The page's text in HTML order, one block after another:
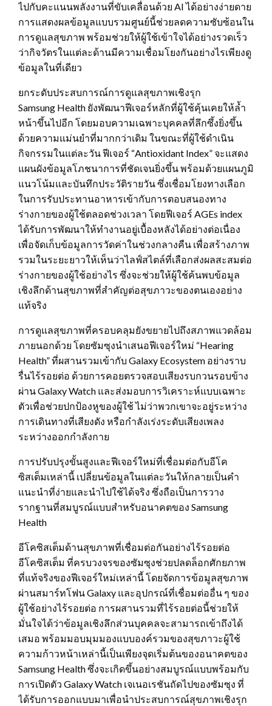
ไปกับคะแนนพลังงานที่ขับเคลื่อนด้วย AI ได้อย่างง่ายดาย
การแสดงผลข้อมูลแบบรวมศูนย์นี้ช่วยลดความซับซ้อนใน
การดูแลสุขภาพ พร้อมช่วยให้ผู้ใช้เข้าใจได้อย่างรวดเร็ว
ว่ากิจวัตรในแต่ละด้านมีความเชื่อมโยงกันอย่างไรเพียงดู
ข้อมูลในที่เดียว
ยกระดับประสบการณ์การดูแลสุขภาพเชิงรุก
Samsung Health ยังพัฒนาฟีเจอร์หลักที่ผู้ใช้คุ้นเคยให้ล้ำ
หน้าขึ้นไปอีก โดยมอบความเฉพาะบุคคลที่ลึกซึ้งยิ่งขึ้น
ด้วยความแม่นยำที่มากกว่าเดิม ในขณะที่ผู้ใช้ดำเนิน
กิจกรรมในแต่ละวัน ฟีเจอร์ “Antioxidant Index” จะแสดง
แผนผังข้อมูลโภชนาการที่ชัดเจนยิ่งขึ้น พร้อมด้วยแผนภูมิ
แนวโน้มและบันทึกประวัติรายวัน ซึ่งเชื่อมโยงทางเลือก
ในการรับประทานอาหารเข้ากับการตอบสนองทาง
ร่างกายของผู้ใช้ตลอดช่วงเวลา โดยฟีเจอร์ AGEs index
ได้รับการพัฒนาให้ทำงานอยู่เบื้องหลังได้อย่างต่อเนื่อง
เพื่อจัดเก็บข้อมูลการวัดค่าในช่วงกลางคืน เพื่อสร้างภาพ
รวมในระยะยาวให้เห็นว่าไลฟ์สไตล์ที่เลือกส่งผลสะสมต่อ
ร่างกายของผู้ใช้อย่างไร ซึ่งจะช่วยให้ผู้ใช้ค้นพบข้อมูล
เชิงลึกด้านสุขภาพที่สำคัญต่อสุขภาวะของตนเองอย่าง
แท้จริง
การดูแลสุขภาพที่ครอบคลุมยังขยายไปถึงสภาพแวดล้อม
ภายนอกด้วย โดยซัมซุงนำเสนอฟีเจอร์ใหม่ “Hearing
Health” ที่ผสานรวมเข้ากับ Galaxy Ecosystem อย่างราบ
รื่นไร้รอยต่อ ด้วยการคอยตรวจสอบเสียงรบกวนรอบข้าง
ผ่าน Galaxy Watch และส่งมอบการวิเคราะห์แบบเฉพาะ
ตัวเพื่อช่วยปกป้องหูของผู้ใช้ ไม่ว่าพวกเขาจะอยู่ระหว่าง
การเดินทางที่เสียงดัง หรือกำลังเร่งระดับเสียงเพลง
ระหว่างออกกำลังกาย
การปรับปรุงขั้นสูงและฟีเจอร์ใหม่ที่เชื่อมต่อกับอีโค
ซิสเต็มเหล่านี้ เปลี่ยนข้อมูลในแต่ละวันให้กลายเป็นคำ
แนะนำที่ง่ายและนำไปใช้ได้จริง ซึ่งถือเป็นการวาง
รากฐานที่สมบูรณ์แบบสำหรับอนาคตของ Samsung
Health
อีโคซิสเต็มด้านสุขภาพที่เชื่อมต่อกันอย่างไร้รอยต่อ
อีโคซิสเต็ม ที่ครบวงจรของซัมซุงช่วยปลดล็อกศักยภาพ
ที่แท้จริงของฟีเจอร์ใหม่เหล่านี้ โดยจัดการข้อมูลสุขภาพ
ผ่านสมาร์ทโฟน Galaxy และอุปกรณ์ที่เชื่อมต่ออื่น ๆ ของ
ผู้ใช้อย่างไร้รอยต่อ การผสานรวมที่ไร้รอยต่อนี้ช่วยให้
มั่นใจได้ว่าข้อมูลเชิงลึกส่วนบุคคลจะสามารถเข้าถึงได้
เสมอ พร้อมมอบมุมมองแบบองค์รวมของสุขภาวะผู้ใช้
ความก้าวหน้าเหล่านี้เป็นเพียงจุดเริ่มต้นของอนาคตของ
Samsung Health ซึ่งจะเกิดขึ้นอย่างสมบูรณ์แบบพร้อมกับ
การเปิดตัว Galaxy Watch เจเนอเรชันถัดไปของซัมซุง ที่
ได้รับการออกแบบมาเพื่อนำประสบการณ์สุขภาพเชิงรุก